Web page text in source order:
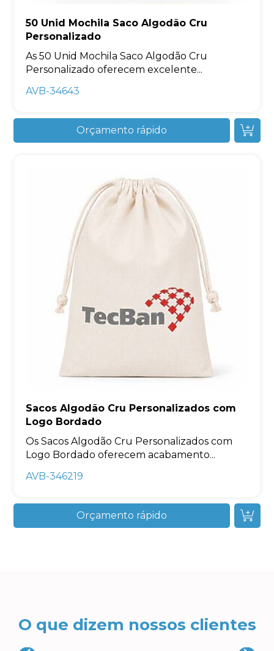
50 Unid Mochila Saco Algodão Cru
Personalizado
As 50 Unid Mochila Saco Algodão Cru
Personalizado oferecem excelente...
AVB-34643
Orçamento rápido
Sacos Algodão Cru Personalizados com
Logo Bordado
Os Sacos Algodão Cru Personalizados com
Logo Bordado oferecem acabamento...
AVB-346219
Orçamento rápido
O que dizem nossos clientes